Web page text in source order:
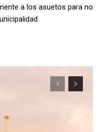
a los asuetos para no